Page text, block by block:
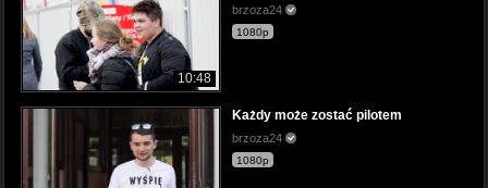
10:48
brzoza24
1080p
Każdy może zostać pilotem
brzoza24
1080p